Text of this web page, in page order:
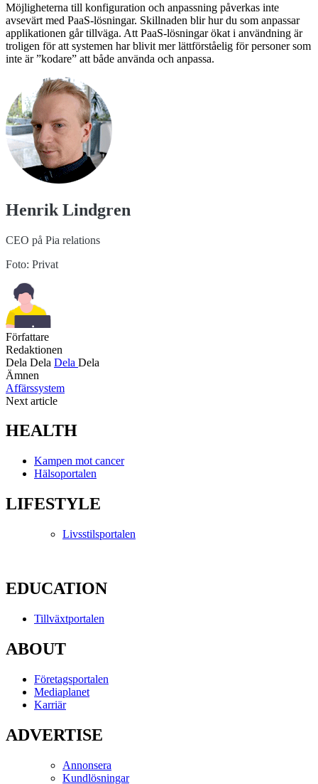
Möjligheterna till konfiguration och anpassning påverkas inte
avsevärt med PaaS-lösningar. Skillnaden blir hur du som anpassar
applikationen går tillväga. Att PaaS-lösningar ökat i användning är
troligen för att systemen har blivit mer lättförståelig för personer som
inte är ”kodare” att både använda och anpassa.
Henrik Lindgren
CEO på Pia relations
Foto: Privat
Författare
Redaktionen
Dela Dela Dela Dela
Ämnen
Affärssystem
Next article
HEALTH
Kampen mot cancer
Hälsoportalen
LIFESTYLE
Livsstilsportalen
EDUCATION
Tillväxtportalen
ABOUT
Företagsportalen
Mediaplanet
Karriär
ADVERTISE
Annonsera
Kundlösningar